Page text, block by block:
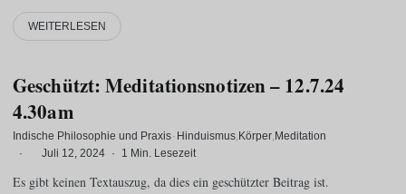
WEITERLESEN
Geschützt: Meditationsnotizen – 12.7.24
4.30am
Indische Philosophie und Praxis· Hinduismus Körper Meditation
·
Juli 12, 2024 · 1 Min. Lesezeit
Es gibt keinen Textauszug, da dies ein geschützter Beitrag ist.